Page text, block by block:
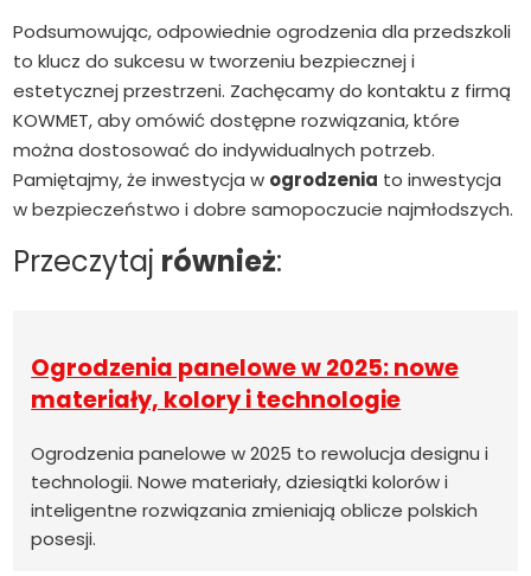
Podsumowując, odpowiednie ogrodzenia dla przedszkoli
to klucz do sukcesu w tworzeniu bezpiecznej i
estetycznej przestrzeni. Zachęcamy do kontaktu z firmą
KOWMET, aby omówić dostępne rozwiązania, które
można dostosować do indywidualnych potrzeb.
Pamiętajmy, że inwestycja w ogrodzenia to inwestycja
w bezpieczeństwo i dobre samopoczucie najmłodszych.
Przeczytaj również:
Ogrodzenia panelowe w 2025: nowe
materiały, kolory i technologie
Ogrodzenia panelowe w 2025 to rewolucja designu i
technologii. Nowe materiały, dziesiątki kolorów i
inteligentne rozwiązania zmieniają oblicze polskich
posesji.